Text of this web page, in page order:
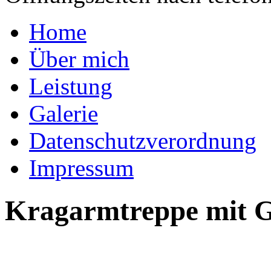
Home
Über mich
Leistung
Galerie
Datenschutzverordnung
Impressum
Kragarmtreppe mit